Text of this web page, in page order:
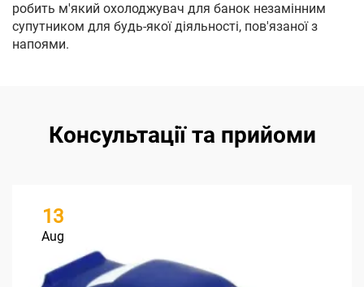
робить м'який охолоджувач для банок незамінним
супутником для будь-якої діяльності, пов'язаної з
напоями.
Консультації та прийоми
13
Aug